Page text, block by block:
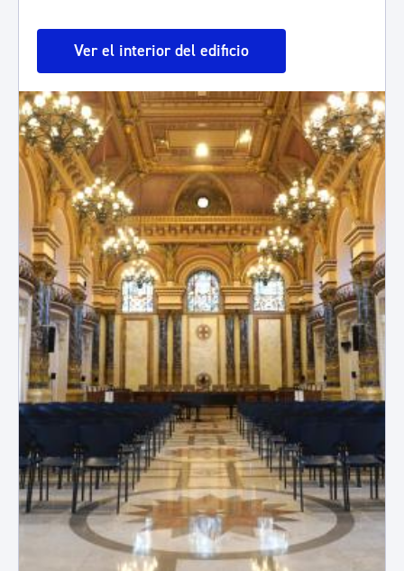
Ver el interior del edificio